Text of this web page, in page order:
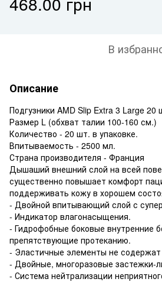
В
Описание
Подгузники AMD Slip Extra 3 Large 20
Размер L (обхват талии 100-160 см.)
Количество - 20 шт. в упаковке.
Впитываемость - 2500 мл.
Страна производителя - Франция
Дышаший внешний слой на всей
существенно повышает комфорт
поддерживать кожу в хорошем
- Двойной впитывающий слой с
- Индикатор влагонасыщения.
- Гидрофобные боковые внутренние
препятствующие протеканию.
- Эластичные элементы не содержат
- Двойные, многоразовые застежки-
- Система нейтрализации